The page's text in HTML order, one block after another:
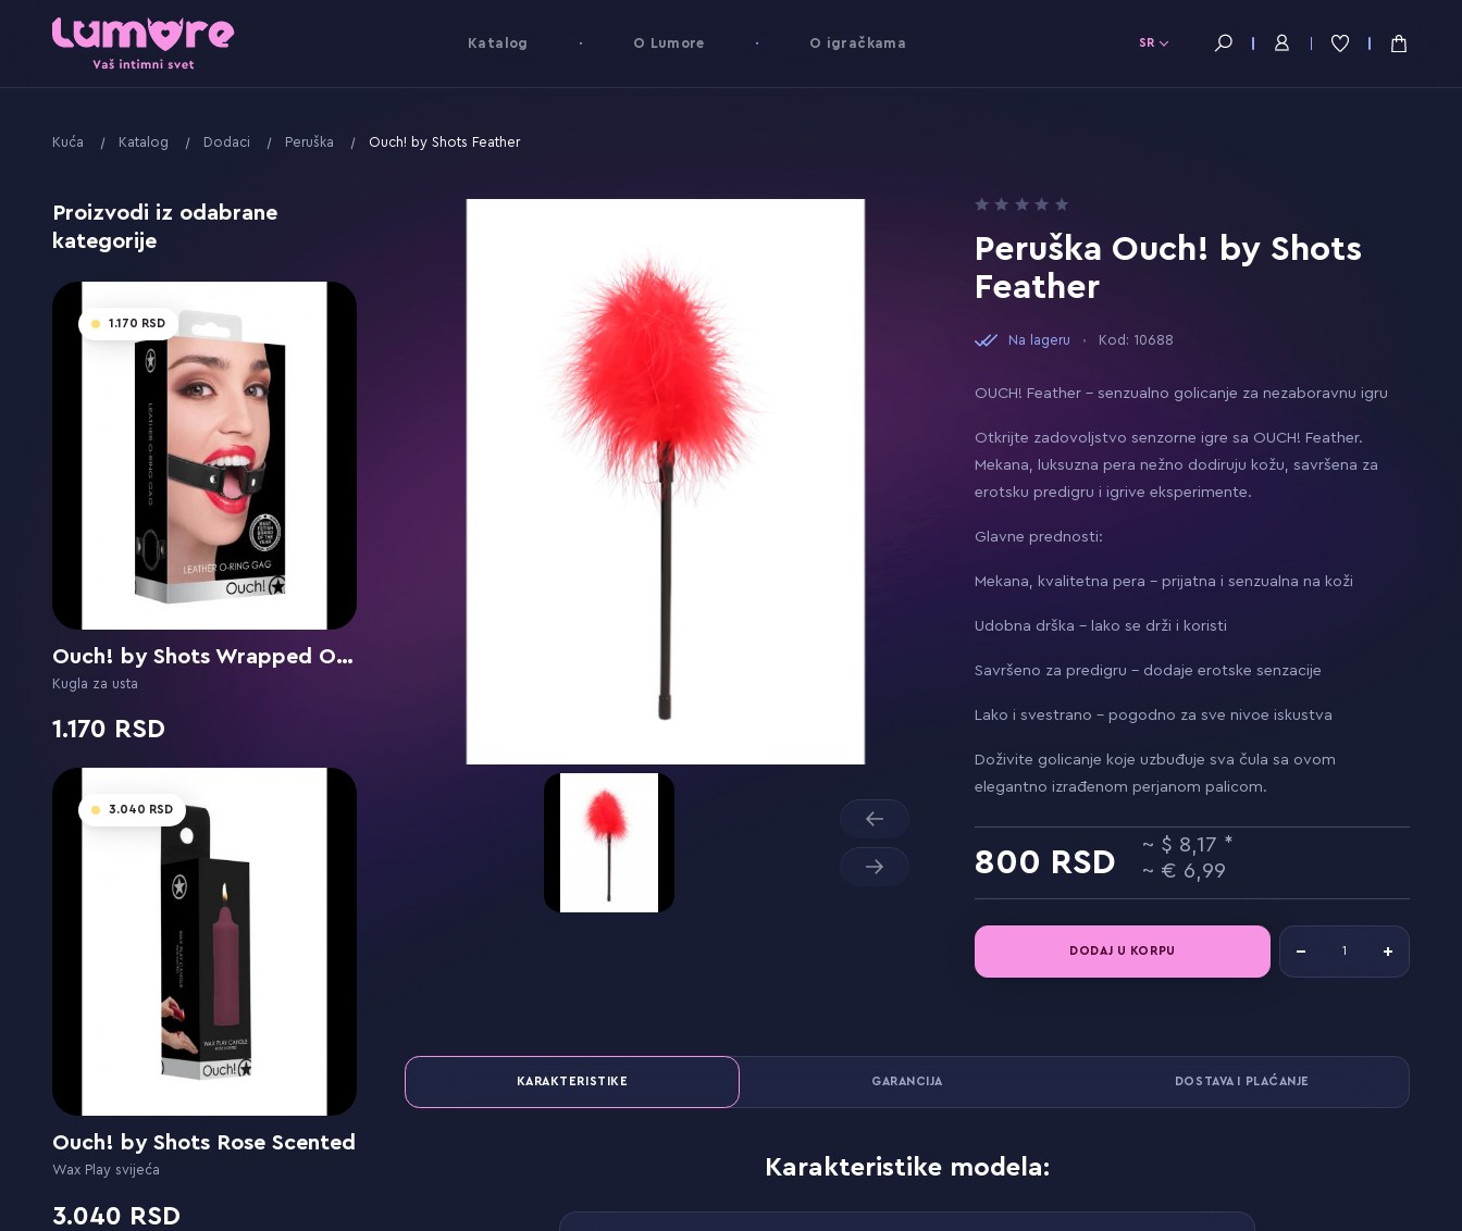
Katalog O Lumore O igračkama SR
Kuća Katalog Dodaci Peruška Ouch! by Shots Feather
Proizvodi iz odabrane
kategorije
1.170
Ouch! by Shots Wrapped O-Ring
Kugla za usta
1.170
3.040
Ouch! by Shots Rose Scented
Wax Play svijeća
3.040
Peruška Ouch! by Shots
Feather
Na lageru Kod: 10688
OUCH! Feather – senzualno golicanje za nezaboravnu igru
Otkrijte zadovoljstvo senzorne igre sa OUCH! Feather.
Mekana, luksuzna pera nežno dodiruju kožu, savršena za
erotsku predigru i igrive eksperimente.
Glavne prednosti:
Mekana, kvalitetna pera – prijatna i senzualna na koži
Udobna drška – lako se drži i koristi
Savršeno za predigru – dodaje erotske senzacije
Lako i svestrano – pogodno za sve nivoe iskustva
Doživite golicanje koje uzbuđuje sva čula sa ovom
elegantno izrađenom perjanom palicom.
800
8,17
6,99
DODAJ U KORPU
KARAKTERISTIKE GARANCIJA DOSTAVA I PLAĆANJE
Karakteristike modela: